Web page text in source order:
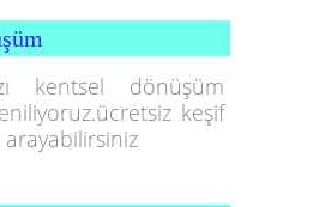
kentsel dönüşüm
keşif
arayabilirsiniz